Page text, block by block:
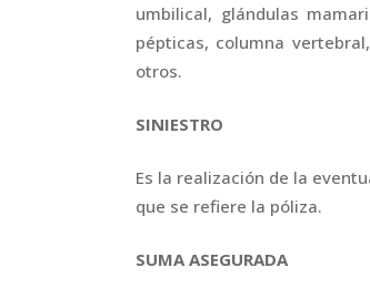
umbilical, glándulas
pépticas, columna
otros.
SINIESTRO
Es la realización de la
que se refiere la póliza.
SUMA ASEGURADA